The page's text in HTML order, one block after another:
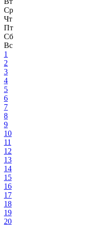
Ср
Чт
Пт
Сб
Вс
1
2
3
4
5
6
7
8
9
10
11
12
13
14
15
16
17
18
19
20